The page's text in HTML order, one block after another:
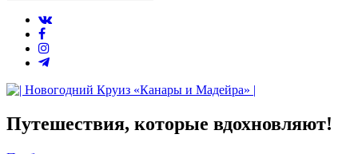
Путешествия, которые вдохновляют!